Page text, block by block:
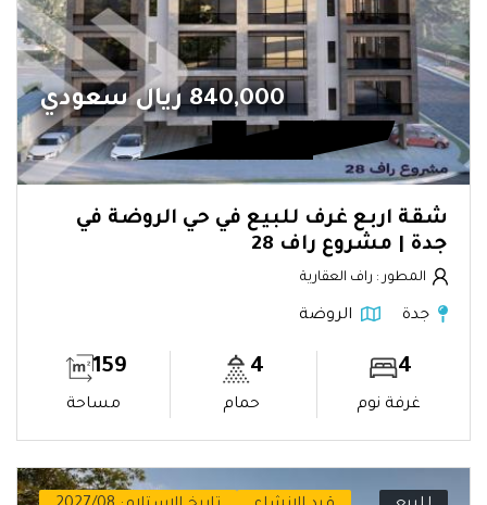
840,000 ريال سعودي
شقة اربع غرف للبيع في حي الروضة في
جدة | مشروع راف 28
المطور : راف العقارية
جدة الروضة
4
غرفة نوم
4
حمام
159
مساحة